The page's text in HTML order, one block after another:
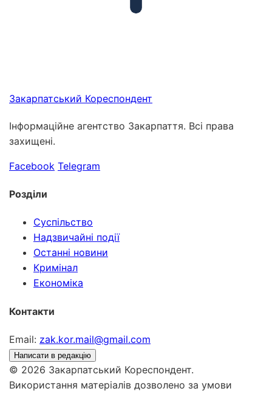
Закарпатський Кореспондент
Інформаційне агентство Закарпаття. Всі права
захищені.
Facebook Telegram
Розділи
Суспільство
Надзвичайні події
Останні новини
Кримінал
Економіка
Контакти
Email: zak.kor.mail@gmail.com
Написати в редакцію
© 2026 Закарпатський Кореспондент.
Використання матеріалів дозволено за умови